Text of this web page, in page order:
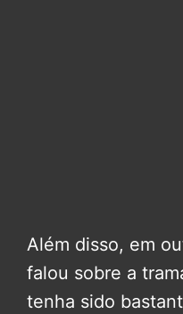
Além disso, em
falou sobre a
tenha sido